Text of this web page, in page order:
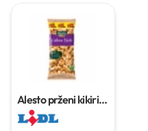
Alesto prženi kikiriki
XXL 1 kg